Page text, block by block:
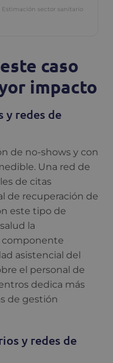
Estimación sector sanitario
caso
impacto
y redes de
de no-shows y con
Una red de
de citas
de recuperación de
este tipo de
la
componente
asistencial del
el personal de
dedica más
de gestión
y redes de